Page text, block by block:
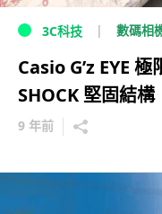
3C科技 數碼相
Casio G’z EYE
SHOCK 堅固結構
9 年前